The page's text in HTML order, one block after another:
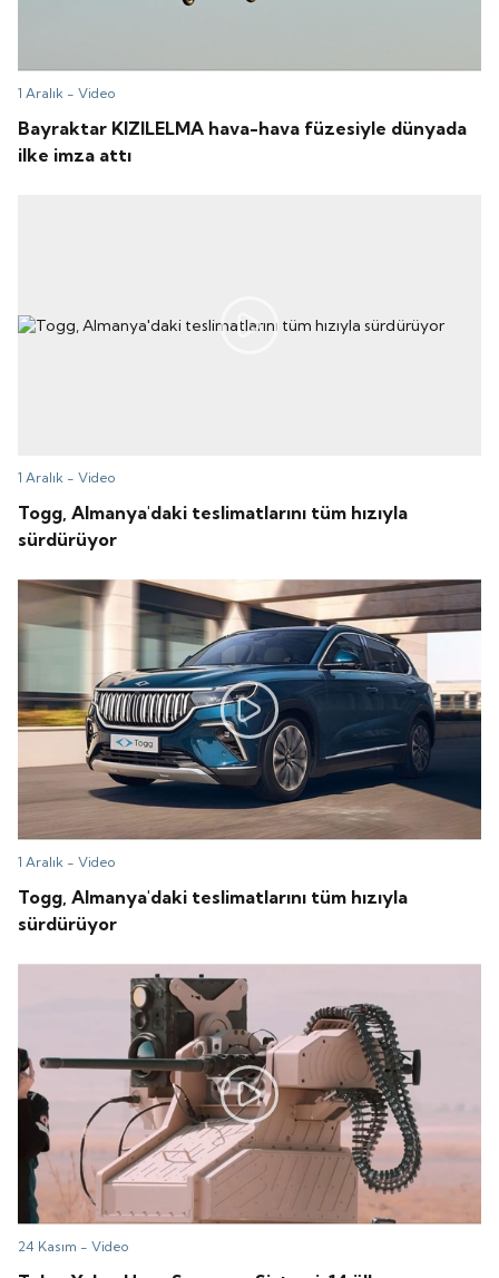
1 Aralık -Video
Bayraktar KIZILELMA hava-hava füzesiyle dünyada
ilke imza attı
1 Aralık -Video
Togg, Almanya'daki teslimatlarını tüm hızıyla
sürdürüyor
1 Aralık -Video
Togg, Almanya'daki teslimatlarını tüm hızıyla
sürdürüyor
24 Kasım -Video